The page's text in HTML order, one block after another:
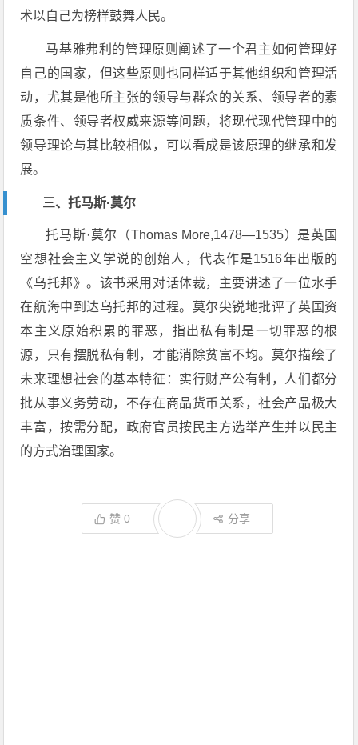
术以自己为榜样鼓舞人民。
马基雅弗利的管理原则阐述了一个君主如何管理好
自己的国家，但这些原则也同样适于其他组织和管理活
动，尤其是他所主张的领导与群众的关系、领导者的素
质条件、领导者权威来源等问题，将现代现代管理中的
领导理论与其比较相似，可以看成是该原理的继承和发
展。
三、托马斯·莫尔
托马斯·莫尔（Thomas More,1478—1535）是英国
空想社会主义学说的创始人，代表作是1516年出版的
《乌托邦》。该书采用对话体裁，主要讲述了一位水手
在航海中到达乌托邦的过程。莫尔尖锐地批评了英国资
本主义原始积累的罪恶，指出私有制是一切罪恶的根
源，只有摆脱私有制，才能消除贫富不均。莫尔描绘了
未来理想社会的基本特征：实行财产公有制，人们都分
批从事义务劳动，不存在商品货币关系，社会产品极大
丰富，按需分配，政府官员按民主方选举产生并以民主
的方式治理国家。
赞0 分享